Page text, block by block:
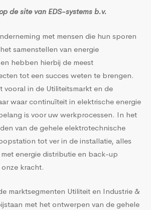
de site van EDS-systems b.v.
met mensen die hun sporen
samenstellen van energie
hebben hierbij de meest
tot een succes weten te brengen.
vooral in de Utiliteitsmarkt en de
waar continuïteit in elektrische energie
is voor uw werkprocessen. In het
van de gehele elektrotechnische
tot ver in de installatie, alles
energie distributie en back-up
kracht.
marktsegmenten Utiliteit en Industrie &
met het ontwerpen van de gehele